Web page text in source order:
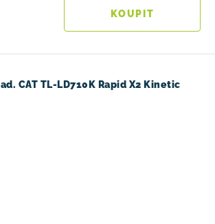
CAT TL-LD710K Rapid X2 Kinetic